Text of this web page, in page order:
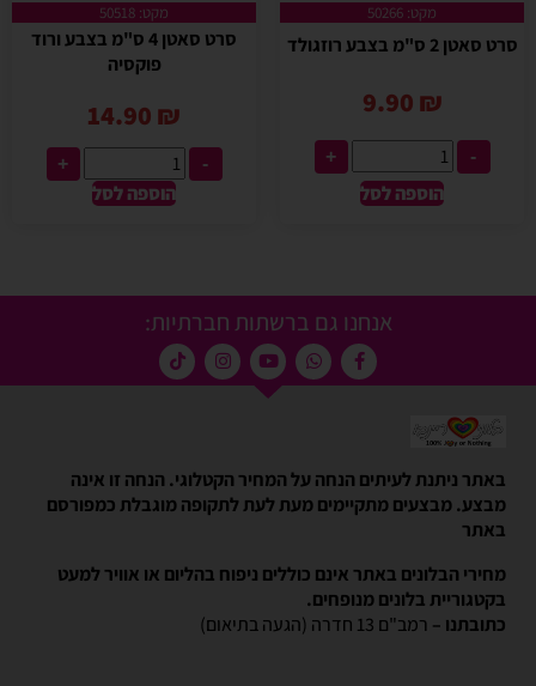
מקט: 50266
סרט סאטן 2 ס"מ בצבע רוזגולד
9.90 ₪
-
+
הוספה לסל
מקט: 50518
סרט סאטן 4 ס"מ בצבע ורוד
פוקסיה
14.90 ₪
-
+
הוספה לסל
אנחנו גם ברשתות חברתיות:
באתר ניתנת לעיתים הנחה על המחיר הקטלוגי. הנחה זו אינה
מבצע. מבצעים מתקיימים מעת לעת לתקופה מוגבלת כמפורסם
באתר
מחירי הבלונים באתר אינם כוללים ניפוח בהליום או אוויר למעט
בקטגוריית בלונים מנופחים.
כתובתנו – רמב"ם 13 חדרה (הגעה בתיאום)